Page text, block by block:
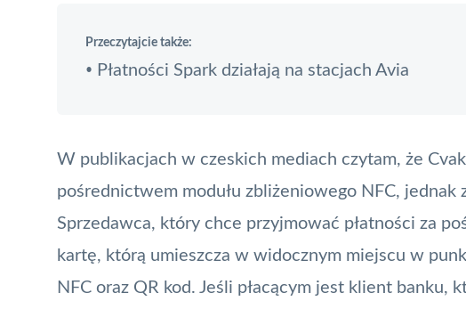
Przeczytajcie także:
• Płatności Spark działają na stacjach Avia
W publikacjach w czeskich mediach czytam, że
pośrednictwem modułu zbliżeniowego NFC, jednak
Sprzedawca, który chce przyjmować płatności za
kartę, którą umieszcza w widocznym miejscu w
NFC oraz QR kod . Jeśli płacącym jest klient banku,